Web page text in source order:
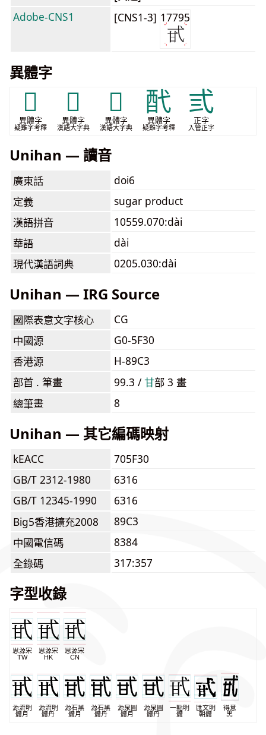
Adobe-CNS1
[CNS1-3] 17795
異體字
𤮼
異體字
疑難字考釋
𨟲
異體字
漢語大字典
𨠍
異體字
漢語大字典
䣧
異體字
疑難字考釋
弎
正字
入管正字
Unihan — 讀音
廣東話
doi6
定義
sugar product
漢語拼音
10559.070:dài
華語
dài
現代漢語詞典
0205.030:dài
Unihan — IRG Source
國際表意文字核心
CG
中國源
G0-5F30
香港源
H-89C3
部首 . 筆畫
99.3 /⽢部 3 畫
總筆畫
8
Unihan — 其它編碼映射
kEACC
705F30
GB/T 2312-1980
6316
GB/T 12345-1990
6316
Big5香港擴充2008
89C3
中國電信碼
8384
全錄碼
317:357
字型收錄
思源宋
TW
思源宋
HK
思源宋
CN
源流明
體月
源流明
體丹
源石黑
體月
源石黑
體丹
源泉圓
體月
源泉圓
體丹
一點明
體
匯文明
朝體
得意
黑